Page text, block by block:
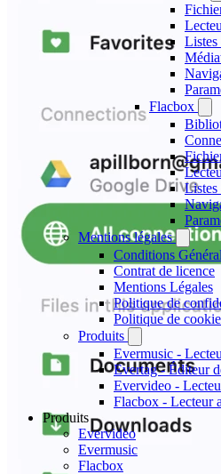
Listes
Flacbox
Listes
Mentions légales
Conditions
Contrat de licence
Mentions Légales
Politique de
Politique de
Produits
Evermusic -
Evertag - Éditeur
Evervideo -
Flacbox - Lecteur
Produits
Evervideo
Evermusic
Flacbox